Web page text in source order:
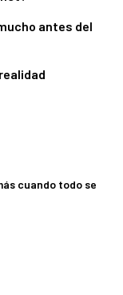
antes del
cuando todo se